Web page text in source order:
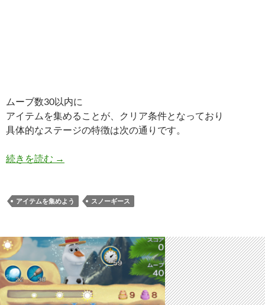
ムーブ数30以内に
アイテムを集めることが、クリア条件となっており
具体的なステージの特徴は次の通りです。
続きを読む アナと雪の女王 Free Fall 無限 ステージ13 攻略の
→
アイテムを集めよう スノーギース